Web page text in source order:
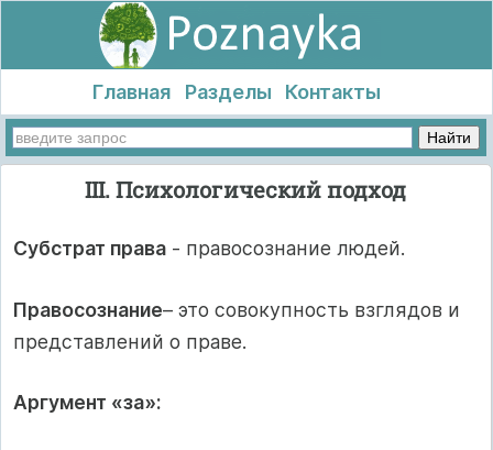
Главная Разделы Контакты
III. Психологический подход
Субстрат права - правосознание людей.
Правосознание– это совокупность взглядов и
представлений о праве.
Аргумент «за»: